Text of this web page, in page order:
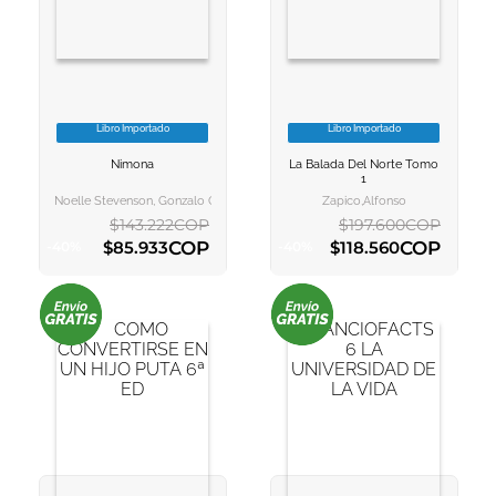
VER INFORMACION
Libro Importado
Nimona
Noelle Stevenson, Gonzalo Quesada
$143.222COP
$85.933COP
AGREGAR AL CARRITO
VER INFORMACION
AGREGAR AL
Libro Importado
La Balada Del Norte Tomo
1
Zapico,alfonso
$197.600COP
$118.560COP
AGREGAR AL CARRITO